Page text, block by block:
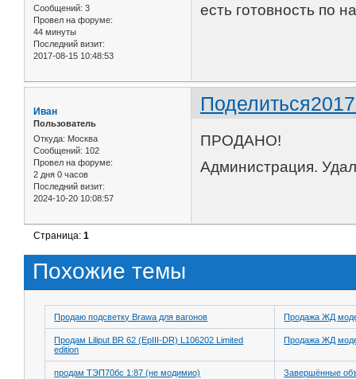
Сообщений: 3
Провел на форуме:
44 минуты
Последний визит:
2017-08-15 10:48:53
есть готовность по
Поделиться
Иван
Пользователь
Откуда: Москва
Сообщений: 102
Провел на форуме:
2 дня 0 часов
Последний визит:
2024-10-20 10:08:57
ПРОДАНО!
Администрация.
Страница:1
Похожие темы
Продаю подсветку Brawa для вагонов Продажа ЖД
Продам Liliput BR 62 (EpIII-DR) L106202 Limited
edition
Продажа ЖД
продам ТЭП70бс 1:87 (не модимио) Завершённые